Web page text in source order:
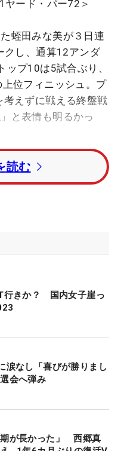
ード・パー72＞
蛭田みな美が３日連
クし、通算12アンダ
ップ10は5試合ぶり、
位フィニッシュ。プ
考えずに戦える終盤戦
と表情も明るかっ
ホールで3パットの
を終えると、そう言
いホールが続くの
なかったですね」。
穫があった。アイア
モデルに戻したこと
これを続けていけ
。
2回だけ。3日間トー
ーオンは全体8位の
感が戻ってきた。愛
いるそうで、次の相
が「やっぱりこれが
読む
行きか？ 国内女子崖っ
涙なし「喜びが勝りまし
会へ弾み
期が長かった」 西郷真